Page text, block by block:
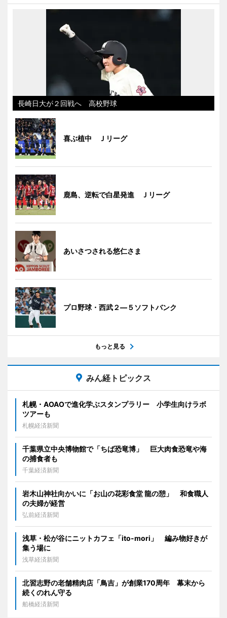
長崎日大が２回戦へ 高校野球
喜ぶ植中 Ｊリーグ
鹿島、逆転で白星発進 Ｊリーグ
あいさつされる悠仁さま
プロ野球・西武２―５ソフトバンク
もっと見る
みん経トピックス
札幌・AOAOで進化学ぶスタンプラリー 小学生向けラボ
ツアーも
札幌経済新聞
千葉県立中央博物館で「ちば恐竜博」 巨大肉食恐竜や海
の捕食者も
千葉経済新聞
岩木山神社向かいに「お山の花彩食堂 龍の憩」 和食職人
の夫婦が経営
弘前経済新聞
浅草・松が谷にニットカフェ「ito-mori」 編み物好きが
集う場に
浅草経済新聞
北習志野の老舗精肉店「鳥吉」が創業170周年 幕末から
続くのれん守る
船橋経済新聞